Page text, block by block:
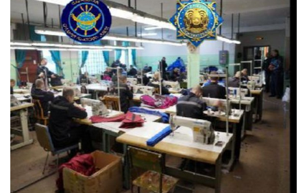
СПЕЦПРОЕКТЫ
СПОРТ
Чек-лист
РАЗВЛЕЧЕНИЯ
OFFICIAL